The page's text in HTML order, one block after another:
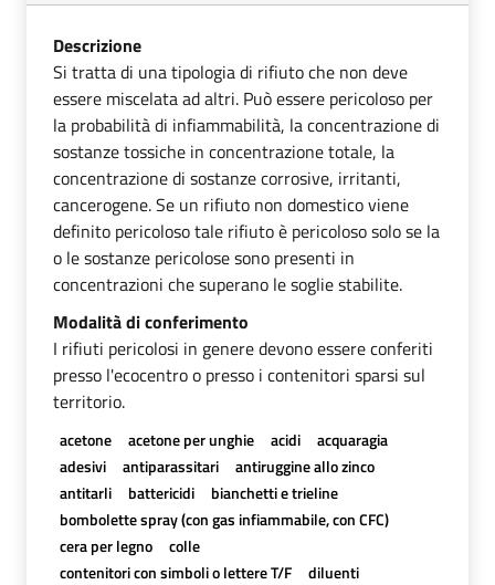
Descrizione
Si tratta di una tipologia di rifiuto che non deve
essere miscelata ad altri. Può essere pericoloso per
la probabilità di infiammabilità, la concentrazione di
sostanze tossiche in concentrazione totale, la
concentrazione di sostanze corrosive, irritanti,
cancerogene. Se un rifiuto non domestico viene
definito pericoloso tale rifiuto è pericoloso solo se la
o le sostanze pericolose sono presenti in
concentrazioni che superano le soglie stabilite.
Modalità di conferimento
I rifiuti pericolosi in genere devono essere conferiti
presso l'ecocentro o presso i contenitori sparsi sul
territorio.
acetone acetone per unghie acidi
acquaragia
adesivi
antiparassitari
antiruggine allo zinco
antitarli
battericidi
bianchetti e trieline
bombolette spray (con gas infiammabile, con CFC)
cera per legno
colle
contenitori con simboli o lettere T/F
diluenti